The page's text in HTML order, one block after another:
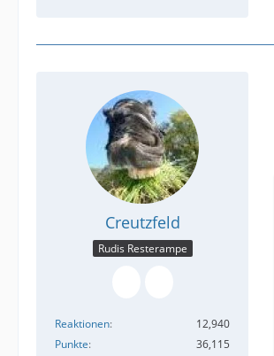
Creutzfeld
Rudis Resterampe
Reaktionen
12,940
Punkte
36,115